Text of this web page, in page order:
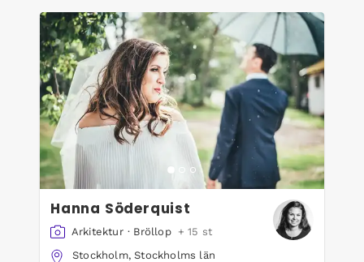
Hanna Söderquist
Arkitektur · Bröllop
+ 15 st
Stockholm, Stockholms län